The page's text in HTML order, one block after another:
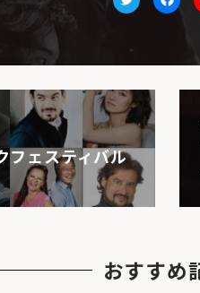
Twitter
フェスティバル
おすすめ